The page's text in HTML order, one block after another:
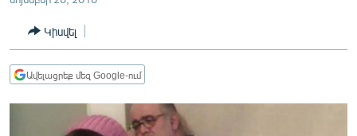
ՏՆՏԵՍՈՒԹՅՈՒՆ
ՂԱՐԱԲԱՂ
ՏԱՐԱԾԱՇՐՋԱՆ
Կիսվել
Ավելացրեք մեզ Google-ում